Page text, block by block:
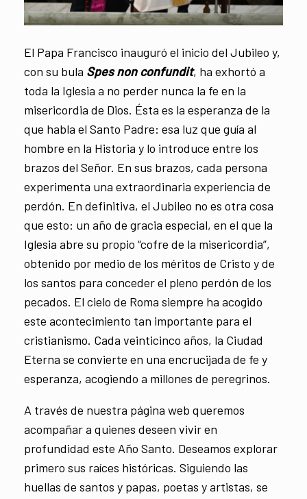
El Papa Francisco inauguró el inicio del Jubileo y,
con su bula Spes non confundit, ha exhortó a
toda la Iglesia a no perder nunca la fe en la
misericordia de Dios. Ésta es la esperanza de la
que habla el Santo Padre: esa luz que guía al
hombre en la Historia y lo introduce entre los
brazos del Señor. En sus brazos, cada persona
experimenta una extraordinaria experiencia de
perdón. En definitiva, el Jubileo no es otra cosa
que esto: un año de gracia especial, en el que la
Iglesia abre su propio “cofre de la misericordia”,
obtenido por medio de los méritos de Cristo y de
los santos para conceder el pleno perdón de los
pecados. El cielo de Roma siempre ha acogido
este acontecimiento tan importante para el
cristianismo. Cada veinticinco años, la Ciudad
Eterna se convierte en una encrucijada de fe y
esperanza, acogiendo a millones de peregrinos.
A través de nuestra página web queremos
acompañar a quienes deseen vivir en
profundidad este Año Santo. Deseamos explorar
primero sus raíces históricas. Siguiendo las
huellas de santos y papas, poetas y artistas, se